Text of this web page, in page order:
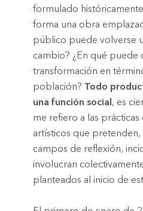
formulado
forma una obra
público puede volverse
cambio? ¿En qué puede
transformación en
población? Todo
una función social, es
me refiero a las
artísticos que
campos de reflexión,
involucran
planteados al inicio de